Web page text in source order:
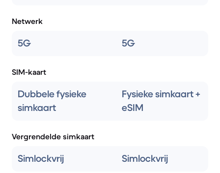
Netwerk
5G 5G
SIM-kaart
Dubbele fysieke
simkaart
Fysieke simkaart +
eSIM
Vergrendelde simkaart
Simlockvrij Simlockvrij